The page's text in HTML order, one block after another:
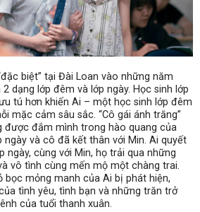
biệt” tại Đài Loan vào những năm
dạng lớp đêm và lớp ngày. Học sinh lớp
tú hơn khiến Ai – một học sinh lớp đêm
mặc cảm sâu sắc. “Cô gái ánh trăng”
được đắm mình trong hào quang của
ngày và cô đã kết thân với Min. Ai quyết
ngày, cùng với Min, họ trải qua những
vô tình cùng mến mộ một chàng trai.
bọc mỏng manh của Ai bị phát hiện,
tình yêu, tình bạn và những trăn trở
của tuổi thanh xuân.